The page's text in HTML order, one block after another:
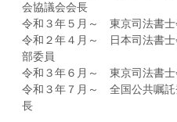
会協議会会長
令和３年５月～ 東京司法書士
令和２年４月～ 日本司法書士
部委員
令和３年６月～ 東京司法書士
令和３年７月～ 全国公共嘱託
長